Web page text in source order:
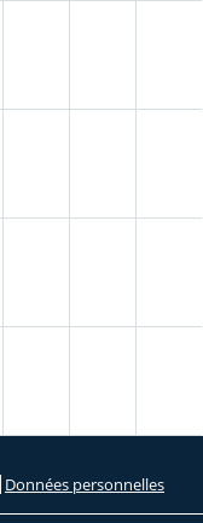
Données personnelles